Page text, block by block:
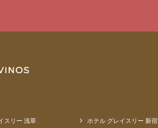
スリー 浅草 ホテル グレイスリー 新宿